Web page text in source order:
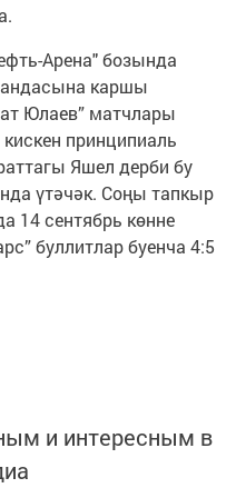
Арена" бозында
каршы
Юлаев” матчлары
принципиаль
Яшел дерби бу
үтәчәк. Соңы тапкыр
14 сентябрь көнне
буллитлар буенча 4:5
и интересным в